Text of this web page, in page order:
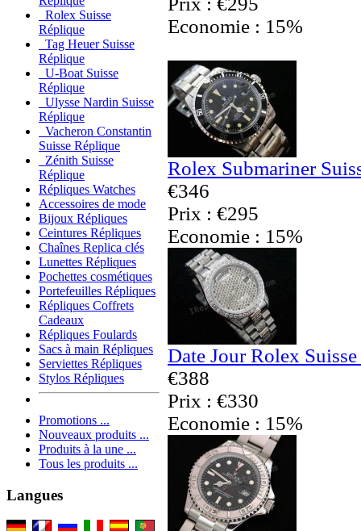
Rolex Suisse
Réplique
Tag Heuer Suisse
Réplique
U-Boat Suisse
Réplique
Ulysse Nardin Suisse
Réplique
Vacheron Constantin
Suisse Réplique
Zénith Suisse
Réplique
Répliques Watches
Accessoires de mode
Bijoux Répliques
Ceintures Répliques
Chaînes Replica clés
Lunettes Répliques
Pochettes cosmétiques
Portefeuilles Répliques
Répliques Coffrets
Cadeaux
Répliques Foulards
Sacs à main Répliques
Serviettes Répliques
Stylos Répliques
Promotions ...
Nouveaux produits ...
Produits à la une ...
Tous les produits ...
Langues
Economie : 15%
Rolex Submariner
€346
Prix : €295
Economie : 15%
Date Jour Rolex
€388
Prix : €330
Economie : 15%